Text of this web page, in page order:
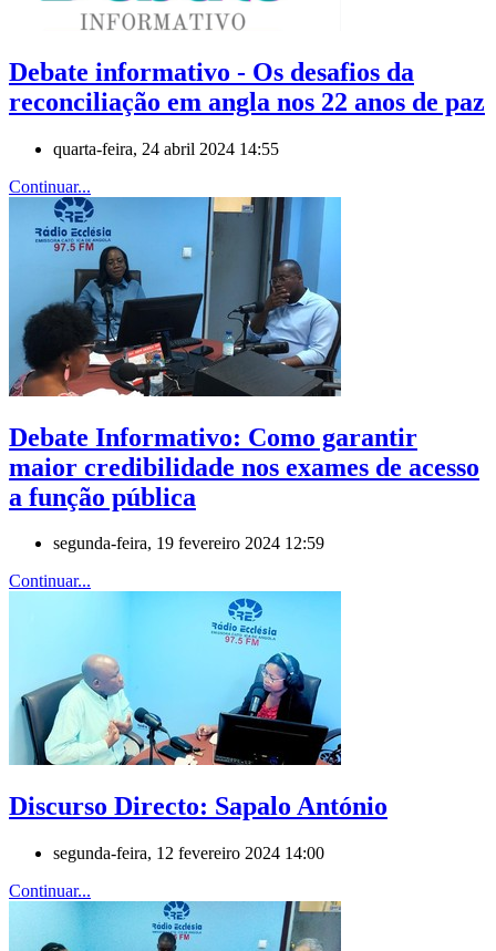
Debate informativo - Os desafios da
reconciliação em angla nos 22 anos de paz
quarta-feira, 24 abril 2024 14:55
Continuar...
Debate Informativo: Como garantir
maior credibilidade nos exames de acesso
a função pública
segunda-feira, 19 fevereiro 2024 12:59
Continuar...
Discurso Directo: Sapalo António
segunda-feira, 12 fevereiro 2024 14:00
Continuar...